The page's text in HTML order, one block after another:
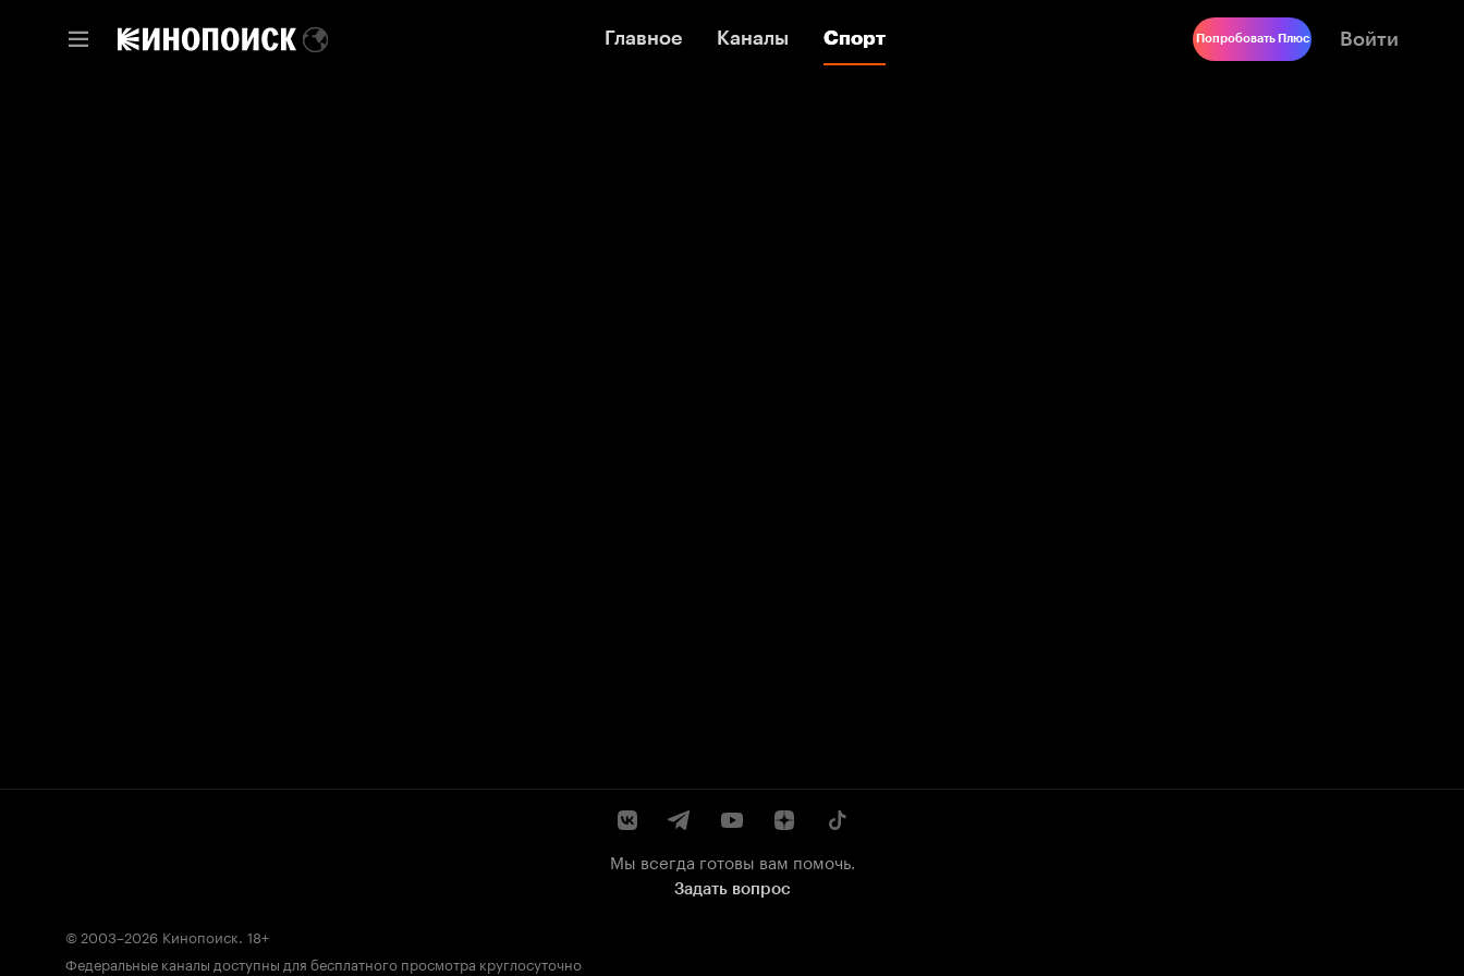
Главное Каналы Спорт
Главное Каналы Спорт Попробовать Плюс Войти
Мы всегда готовы вам помочь.
Задать вопрос
© 2003–2026 Кинопоиск. 18+
Федеральные каналы доступны для бесплатного просмотра круглосуточно